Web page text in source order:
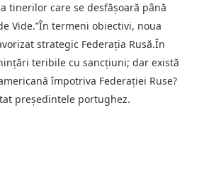
tinerilor care se desfăşoară până
Vide.”În termeni obiectivi, noua
strategic Federaţia Rusă.În
teribile cu sancţiuni; dar există
împotriva Federaţiei Ruse?
preşedintele portughez.